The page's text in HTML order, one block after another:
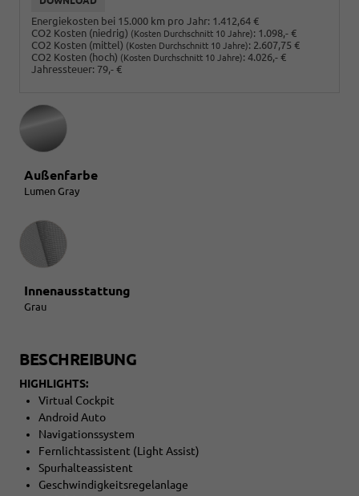
Energiekosten bei 15.000 km pro Jahr: 1.412,64 €
CO2 Kosten (niedrig) (Kosten Durchschnitt 10 Jahre): 1.098,- €
CO2 Kosten (mittel) (Kosten Durchschnitt 10 Jahre): 2.607,75 €
CO2 Kosten (hoch) (Kosten Durchschnitt 10 Jahre): 4.026,- €
Jahressteuer: 79,- €
Außenfarbe
Lumen Gray
Innenausstattung
Innenausstattung
Grau
BESCHREIBUNG
HIGHLIGHTS:
Virtual Cockpit
Android Auto
Navigationssystem
Fernlichtassistent (Light Assist)
Spurhalteassistent
Geschwindigkeitsregelanlage